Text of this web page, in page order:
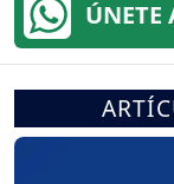
ÚNETE